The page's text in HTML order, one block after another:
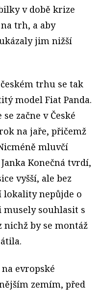
v době krize
trh, a aby
jim nižší
trhu se tak
model Fiat Panda.
začne v České
na jaře, přičemž
mluvčí
Konečná tvrdí,
vyšší, ale bez
lokality nepůjde o
souhlasit s
by se montáž
evropské
zemím, před